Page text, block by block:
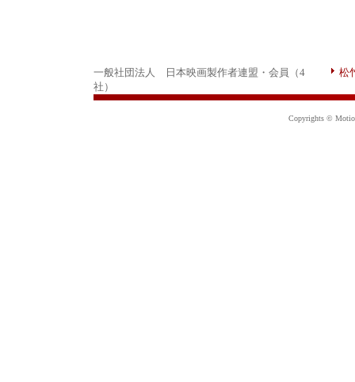
一般社団法人 日本映画製作者連盟・会員（4
社）
松
Copyrights ©